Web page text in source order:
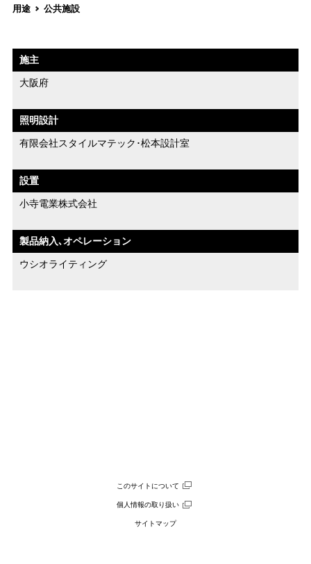
用途 公共施設
施主
大阪府
照明設計
有限会社スタイルマテック･松本設計室
設置
小寺電業株式会社
製品納入､オペレーション
ウシオライティング
このサイトについて
個人情報の取り扱い
サイトマップ